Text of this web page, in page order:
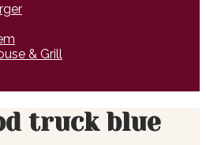
& Grill
truck blue